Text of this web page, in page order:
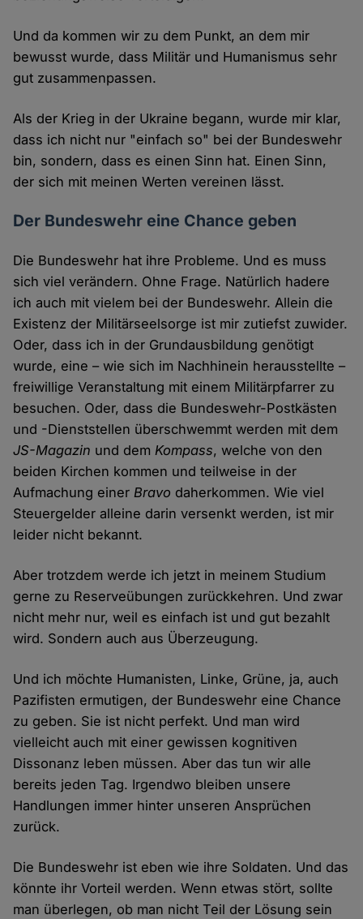
Und da kommen wir zu dem Punkt, an dem mir
bewusst wurde, dass Militär und Humanismus sehr
gut zusammenpassen.
Als der Krieg in der Ukraine begann, wurde mir klar,
dass ich nicht nur "einfach so" bei der Bundeswehr
bin, sondern, dass es einen Sinn hat. Einen Sinn,
der sich mit meinen Werten vereinen lässt.
Der Bundeswehr eine Chance geben
Die Bundeswehr hat ihre Probleme. Und es muss
sich viel verändern. Ohne Frage. Natürlich hadere
ich auch mit vielem bei der Bundeswehr. Allein die
Existenz der Militärseelsorge ist mir zutiefst zuwider.
Oder, dass ich in der Grundausbildung genötigt
wurde, eine – wie sich im Nachhinein herausstellte –
freiwillige Veranstaltung mit einem Militärpfarrer zu
besuchen. Oder, dass die Bundeswehr-Postkästen
und -Dienststellen überschwemmt werden mit dem
JS-Magazin und demKompass, welche von den
beiden Kirchen kommen und teilweise in der
Aufmachung einerBravo daherkommen. Wie viel
Steuergelder alleine darin versenkt werden, ist mir
leider nicht bekannt.
Aber trotzdem werde ich jetzt in meinem Studium
gerne zu Reserveübungen zurückkehren. Und zwar
nicht mehr nur, weil es einfach ist und gut bezahlt
wird. Sondern auch aus Überzeugung.
Und ich möchte Humanisten, Linke, Grüne, ja, auch
Pazifisten ermutigen, der Bundeswehr eine Chance
zu geben. Sie ist nicht perfekt. Und man wird
vielleicht auch mit einer gewissen kognitiven
Dissonanz leben müssen. Aber das tun wir alle
bereits jeden Tag. Irgendwo bleiben unsere
Handlungen immer hinter unseren Ansprüchen
zurück.
Die Bundeswehr ist eben wie ihre Soldaten. Und das
könnte ihr Vorteil werden. Wenn etwas stört, sollte
man überlegen, ob man nicht Teil der Lösung sein